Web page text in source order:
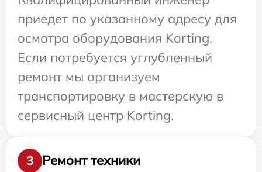
приедет по указанному адресу для
осмотра оборудования Korting.
Если потребуется углубленный
ремонт мы организуем
транспортировку в мастерскую в
сервисный центр Korting.
3
Ремонт техники